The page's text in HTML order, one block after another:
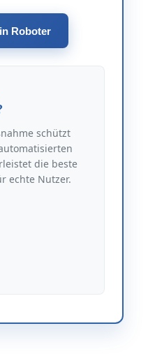
Roboter
schützt
die beste
echte Nutzer.